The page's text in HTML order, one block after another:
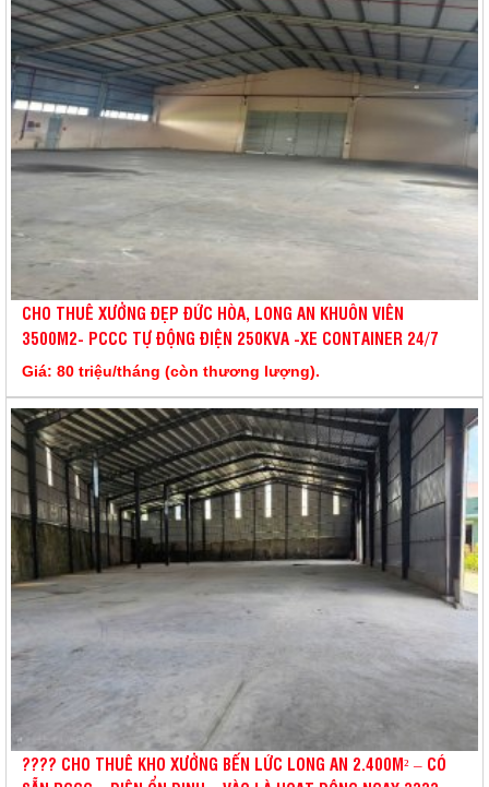
CHO THUÊ XƯỞNG ĐẸP ĐỨC HÒA, LONG AN KHUÔN VIÊN
3500M2- PCCC TỰ ĐỘNG ĐIỆN 250KVA -XE CONTAINER 24/7
Giá: 80 triệu/tháng (còn thương lượng).
???? CHO THUÊ KHO XƯỞNG BẾN LỨC LONG AN 2.400M² – CÓ